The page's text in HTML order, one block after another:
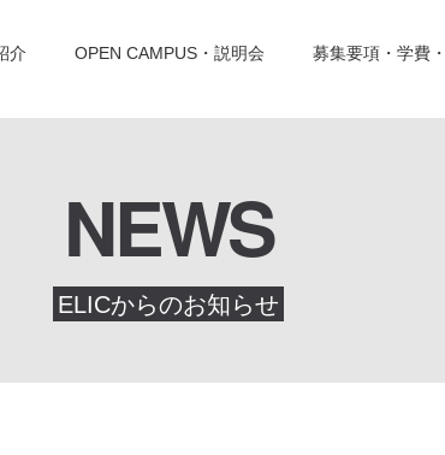
介 OPEN CAMPUS・説明会 募集要項・学費
NEWS
ELICからのお知らせ